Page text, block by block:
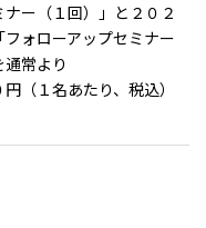
ー（１回）」と２０２
ォローアップセミナー
通常より
（１名あたり、税込）